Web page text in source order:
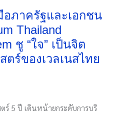
ภาครัฐและเอกชน
Thailand
ชู “ใจ” เป็นจิต
ร์ของเวลเนสไทย
ร์ 5 ปี เดินหน้ายกระดับการบริ